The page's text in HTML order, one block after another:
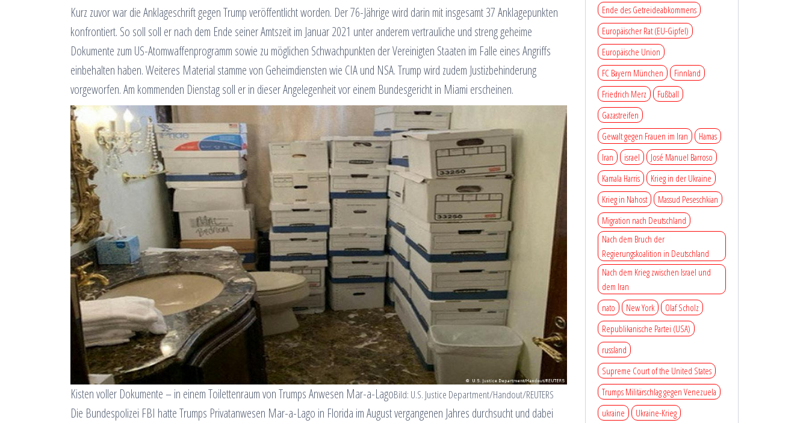
Kurz zuvor war die Anklageschrift gegen Trump veröffentlicht worden. Der 76-Jährige wird darin mit insgesamt 37 Anklagepunkten
konfrontiert. So soll soll er nach dem Ende seiner Amtszeit im Januar 2021 unter anderem vertrauliche und streng geheime
Dokumente zum US-Atomwaffenprogramm sowie zu möglichen Schwachpunkten der Vereinigten Staaten im Falle eines Angriffs
einbehalten haben. Weiteres Material stamme von Geheimdiensten wie CIA und NSA. Trump wird zudem Justizbehinderung
vorgeworfen. Am kommenden Dienstag soll er in dieser Angelegenheit vor einem Bundesgericht in Miami erscheinen.
Kisten voller Dokumente – in einem Toilettenraum von Trumps Anwesen Mar-a-LagoBild: U.S. Justice Department/Handout/REUTERS
Die Bundespolizei FBI hatte Trumps Privatanwesen Mar-a-Lago in Florida im August vergangenen Jahres durchsucht und dabei
Ende des Getreideabkommens
Europäischer Rat (EU-Gipfel)
Europäische Union
FC Bayern München
Finnland
Friedrich Merz
Fußball
Gazastreifen
Gewalt gegen Frauen im Iran
Hamas
Iran
israel
José Manuel Barroso
Kamala Harris
Krieg in der Ukraine
Krieg in Nahost
Massud Peseschkian
Migration nach Deutschland
Nach dem Bruch der
Regierungskoalition in Deutschland
Nach dem Krieg zwischen Israel und
dem Iran
nato
New York
Olaf Scholz
Republikanische Partei (USA)
russland
Supreme Court of the United States
Trumps Militärschlag gegen Venezuela
ukraine
Ukraine-Krieg